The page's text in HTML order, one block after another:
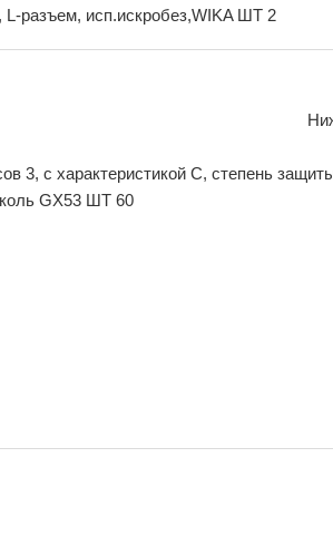
разъем, исп.искробез,WIKA ШТ 2
3, с характеристикой C, степень
GX53 ШТ 60